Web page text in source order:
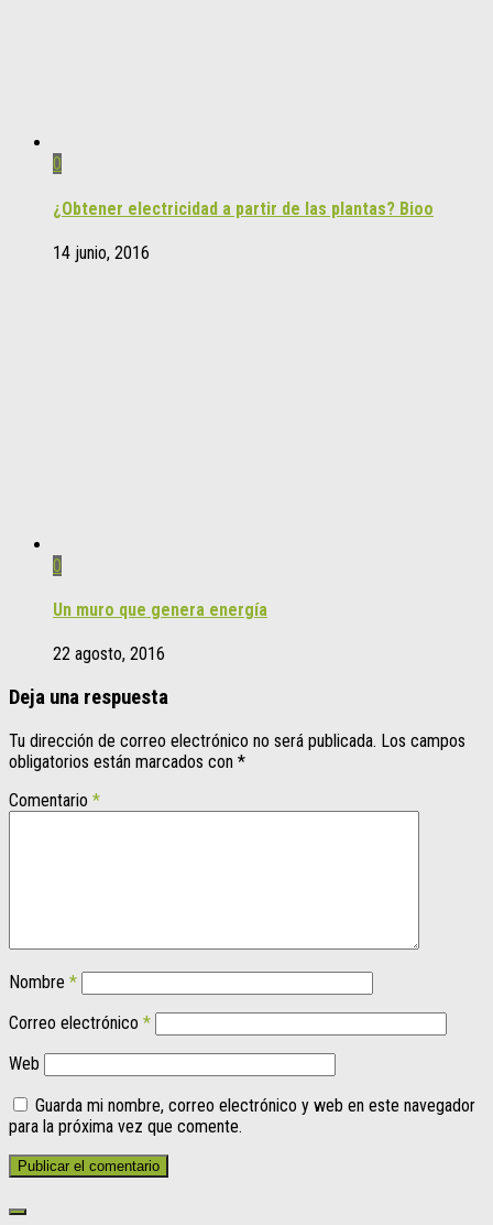
0
¿Obtener electricidad a partir de las plantas? Bioo
14 junio, 2016
0
Un muro que genera energía
22 agosto, 2016
Deja una respuesta
Tu dirección de correo electrónico no será publicada. Los campos
obligatorios están marcados con *
Comentario *
Nombre *
Correo electrónico *
Web
Guarda mi nombre, correo electrónico y web en este navegador
para la próxima vez que comente.